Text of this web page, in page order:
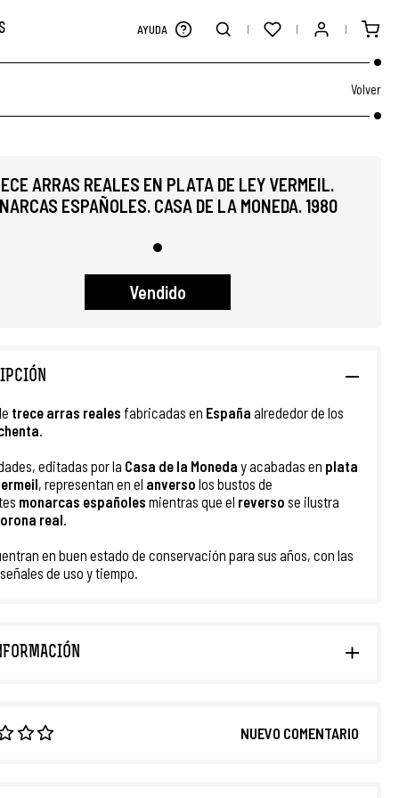
AYUDA
Volver
ARRAS REALES EN PLATA DE LEY VERMEIL.
ESPAÑOLES. CASA DE LA MONEDA. 1980
Vendido
trece arras reales fabricadas en España alrededor de los
.
editadas por la Casa de la Moneda y acabadas en plata
, representan en el anverso los bustos de
monarcas españoles mientras que el reverso se ilustra
real.
en buen estado de conservación para sus años, con las
de uso y tiempo.
NUEVO COMENTARIO